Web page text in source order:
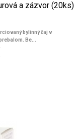
a zázvor (20ks)
bylinný čaj v
Be...